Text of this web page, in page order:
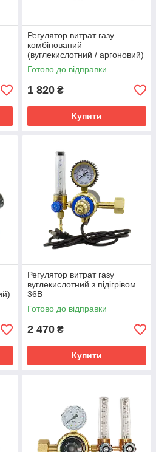
Регулятор витрат газу
комбінований
(вуглекислотний / аргоновий)
АР-40/У-30ДМ
Готово до відправки
1 820 ₴
Купити
Регулятор витрат газу
вуглекислотний з підігрівом
36В
Готово до відправки
2 470 ₴
Купити